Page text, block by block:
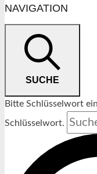
NAVIGATION
SUCHE
Bitte Schlüsselwort
Schlüsselwort.